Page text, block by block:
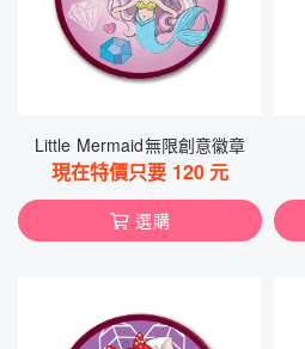
Little Mermaid無限創意徽章
現在特價只要 120 元
選購